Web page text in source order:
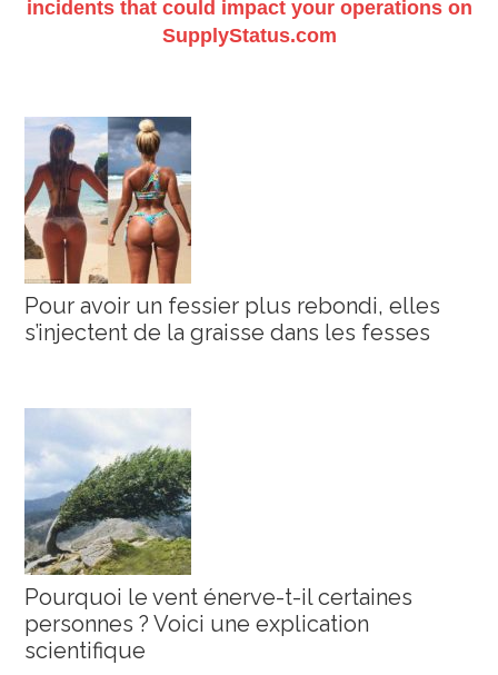
incidents that could impact your operations on
SupplyStatus.com
Pour avoir un fessier plus rebondi, elles
s’injectent de la graisse dans les fesses
Pourquoi le vent énerve-t-il certaines
personnes ? Voici une explication
scientifique